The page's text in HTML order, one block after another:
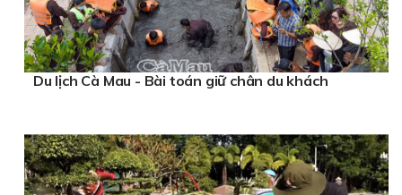
Du lịch Cà Mau - Bài toán giữ chân du khách